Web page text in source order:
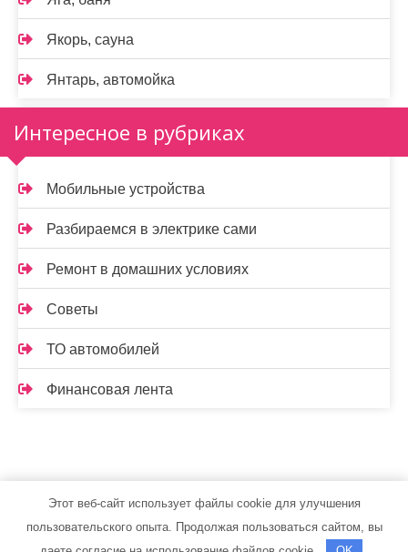
Якорь, сауна
Янтарь, автомойка
Интересное в рубриках
Мобильные устройства
Разбираемся в электрике сами
Ремонт в домашних условиях
Советы
ТО автомобилей
Финансовая лента
leushint.ru - Работает на WordPress
Тема от Grace Themes
Этот веб-сайт использует файлы cookie для улучшения
пользовательского опыта. Продолжая пользоваться сайтом, вы